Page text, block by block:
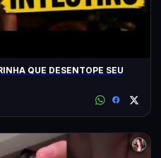
QUE DESENTOPE SEU